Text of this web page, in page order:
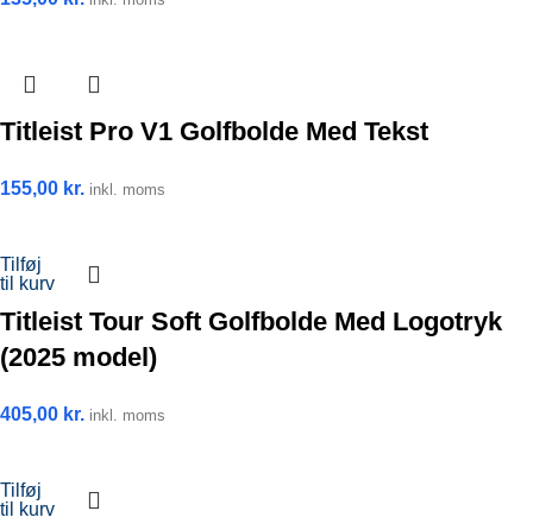
Titleist Pro V1 Golfbolde Med Tekst
155,00 kr. inkl. moms
Tilføj
til kurv
Titleist Tour Soft Golfbolde Med Logotryk
(2025 model)
405,00 kr. inkl. moms
Tilføj
til kurv